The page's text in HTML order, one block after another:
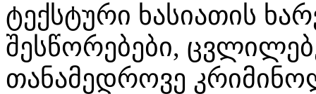
ტექსტური ხასიათის
შესწორებები,
თანამედროვე